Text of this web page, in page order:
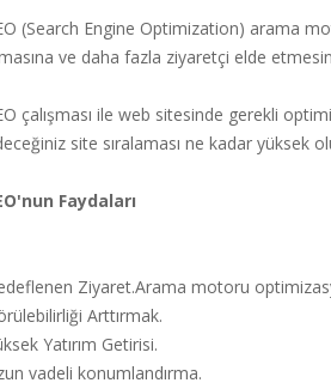
(Search Engine Optimization) arama
ve daha fazla ziyaretçi elde
çalışması ile web sitesinde gerekli
site sıralaması ne kadar
Faydaları
Ziyaret.Arama motoru
Arttırmak.
Yatırım Getirisi.
vadeli konumlandırma.